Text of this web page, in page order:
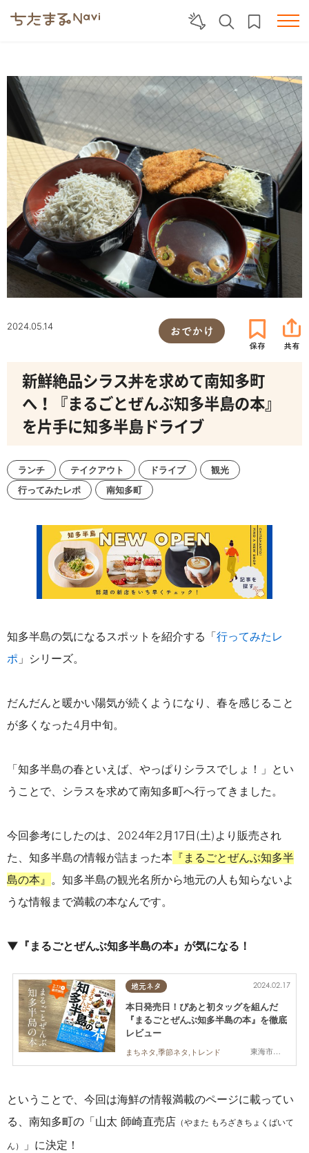
2024.05.14 おでかけ
新鮮絶品シラス丼を求めて南知多町
へ！『まるごとぜんぶ知多半島の本』
を片手に知多半島ドライブ
ランチ テイクアウト ドライブ
観光
行ってみたレポ
南知多町
知多半島の気になるスポットを紹介する「行ってみたレ
ポ 」シリーズ。
だんだんと暖かい陽気が続くようになり、春を感じること
が多くなった4月中旬。
「知多半島の春といえば、やっぱりシラスでしょ！」とい
うことで、シラスを求めて南知多町へ行ってきました。
今回参考にしたのは、2024年2月17日(土)より販売され
た、知多半島の情報が詰まった本 『まるごとぜんぶ知多半
島の本』 。知多半島の観光名所から地元の人も知らないよ
うな情報まで満載の本なんです。
▼『まるごとぜんぶ知多半島の本』が気になる！
地元ネタ
東海市,大府市,知多市,東浦町,阿久比町,半田市,常滑市,武豊町,美浜町,南知多町
2024.02.17
本日発売日！ぴあと初タッグを組んだ
『まるごとぜんぶ知多半島の本』を徹底
レビュー
まちネタ,季節ネタ,トレンド
ということで、今回は海鮮の情報満載のページに載ってい
る、南知多町の「山太 師崎直売店 （やまた もろざきちょくばいて
ん） 」に決定！